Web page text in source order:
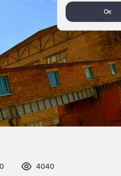
Ок
Комментариев:
0 Просмотров:
4040